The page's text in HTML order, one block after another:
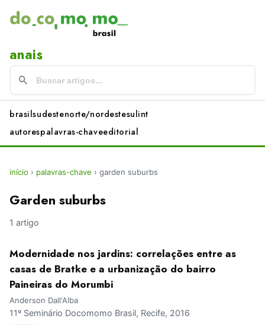
anais
brasilsudestenorte/nordestesulint
autorespalavras-chaveeditorial
início › palavras-chave › garden suburbs
Garden suburbs
1 artigo
Modernidade nos jardins: correlações entre as
casas de Bratke e a urbanização do bairro
Paineiras do Morumbi
Anderson Dall'Alba
11º Seminário Docomomo Brasil, Recife, 2016